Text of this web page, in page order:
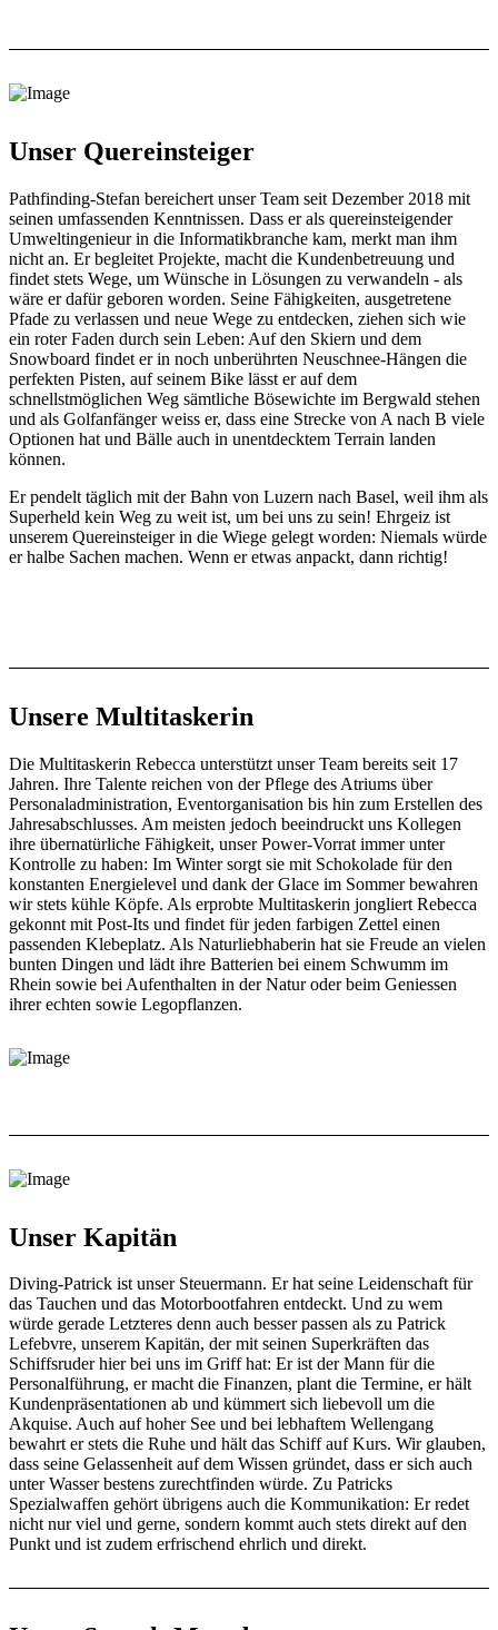
Unser Quereinsteiger
Pathfinding-Stefan bereichert unser Team seit Dezember 2018 mit
seinen umfassenden Kenntnissen. Dass er als quereinsteigender
Umweltingenieur in die Informatikbranche kam, merkt man ihm
nicht an. Er begleitet Projekte, macht die Kundenbetreuung und
findet stets Wege, um Wünsche in Lösungen zu verwandeln - als
wäre er dafür geboren worden. Seine Fähigkeiten, ausgetretene
Pfade zu verlassen und neue Wege zu entdecken, ziehen sich wie
ein roter Faden durch sein Leben: Auf den Skiern und dem
Snowboard findet er in noch unberührten Neuschnee-Hängen die
perfekten Pisten, auf seinem Bike lässt er auf dem
schnellstmöglichen Weg sämtliche Bösewichte im Bergwald stehen
und als Golfanfänger weiss er, dass eine Strecke von A nach B viele
Optionen hat und Bälle auch in unentdecktem Terrain landen
können.
Er pendelt täglich mit der Bahn von Luzern nach Basel, weil ihm als
Superheld kein Weg zu weit ist, um bei uns zu sein! Ehrgeiz ist
unserem Quereinsteiger in die Wiege gelegt worden: Niemals würde
er halbe Sachen machen. Wenn er etwas anpackt, dann richtig!
Unsere Multitaskerin
Die Multitaskerin Rebecca unterstützt unser Team bereits seit 17
Jahren. Ihre Talente reichen von der Pflege des Atriums über
Personaladministration, Eventorganisation bis hin zum Erstellen des
Jahresabschlusses. Am meisten jedoch beeindruckt uns Kollegen
ihre übernatürliche Fähigkeit, unser Power-Vorrat immer unter
Kontrolle zu haben: Im Winter sorgt sie mit Schokolade für den
konstanten Energielevel und dank der Glace im Sommer bewahren
wir stets kühle Köpfe. Als erprobte Multitaskerin jongliert Rebecca
gekonnt mit Post-Its und findet für jeden farbigen Zettel einen
passenden Klebeplatz. Als Naturliebhaberin hat sie Freude an vielen
bunten Dingen und lädt ihre Batterien bei einem Schwumm im
Rhein sowie bei Aufenthalten in der Natur oder beim Geniessen
ihrer echten sowie Legopflanzen.
Unser Kapitän
Diving-Patrick ist unser Steuermann. Er hat seine Leidenschaft für
das Tauchen und das Motorbootfahren entdeckt. Und zu wem
würde gerade Letzteres denn auch besser passen als zu Patrick
Lefebvre, unserem Kapitän, der mit seinen Superkräften das
Schiffsruder hier bei uns im Griff hat: Er ist der Mann für die
Personalführung, er macht die Finanzen, plant die Termine, er hält
Kundenpräsentationen ab und kümmert sich liebevoll um die
Akquise. Auch auf hoher See und bei lebhaftem Wellengang
bewahrt er stets die Ruhe und hält das Schiff auf Kurs. Wir glauben,
dass seine Gelassenheit auf dem Wissen gründet, dass er sich auch
unter Wasser bestens zurechtfinden würde. Zu Patricks
Spezialwaffen gehört übrigens auch die Kommunikation: Er redet
nicht nur viel und gerne, sondern kommt auch stets direkt auf den
Punkt und ist zudem erfrischend ehrlich und direkt.